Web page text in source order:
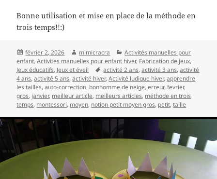
Bonne utilisation et mise en place de la méthode en
trois temps!!:)
Publié
le
février 2, 2026 Auteur
mimicracra Catégories
Activités manuelles pour
enfant,Activites manuelles pour enfant hiver, Fabrication de jeux,
Jeux éducatifs, Jeux et éveil
Mots-
clés
activité 2 ans,activité 3 ans,activité
4 ans,activité 5 ans,activité hiver,Activité ludique hiver,apprendre
les tailles,auto-correction, bonhomme de neige,erreur,fevrier,
gros, janvier, meilleur article, meilleurs articles, méthode en trois
temps, montessori, moyen, notion petit moyen gros, petit,taille